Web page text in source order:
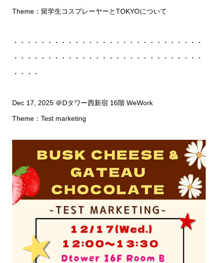
Theme：留学生コスプレーヤーとTOKYOについて
・・・・・・・・・・・・・・・・・・・・・・・・・・・・
・・・・・・・・・・・・・・・・・・・・・・・・・・・・
・・・・
Dec 17, 2025 ＠Dタワー西新宿 16階 WeWork
Theme：Test marketing